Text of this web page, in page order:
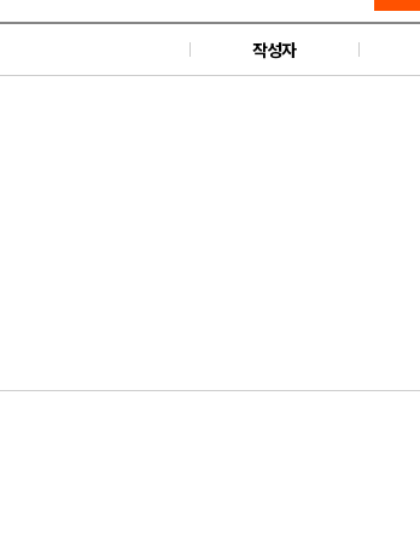
작성자